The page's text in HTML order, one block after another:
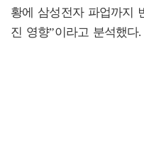
황에 삼성전자 파업까지
진 영향”이라고 분석했다.